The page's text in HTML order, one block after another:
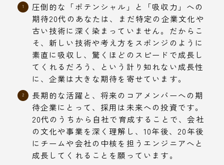
圧倒的な「ポテンシャル」と「吸収力」への
期待20代のあなたは、まだ特定の企業文化や
古い技術に深く染まっていません。だからこ
そ、新しい技術や考え方をスポンジのように
素直に吸収し、驚くほどのスピードで成長し
てくれるだろう、という計り知れない成長性
に、企業は大きな期待を寄せています。
長期的な活躍と、将来のコアメンバーへの期
待企業にとって、採用は未来への投資です。
20代のうちから自社で育成することで、会社
の文化や事業を深く理解し、10年後、20年後
にチームや会社の中核を担うエンジニアへと
成長してくれることを願っています。